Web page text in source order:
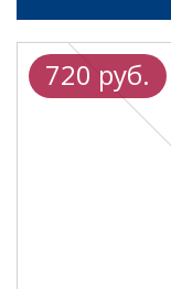
720 руб.